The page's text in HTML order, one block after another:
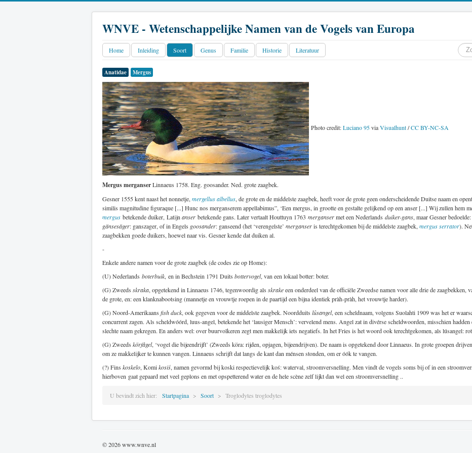
WNVE - Wetenschappelijke Namen van de Vogels van Europa
Home Inleiding Soort Genus Familie Historie Literatuur
Anatidae Mergus
Photo credit:Luciano 95viaVisualhunt/CC BY-NC-SA
Mergus merganserLinnaeus 1758. Eng. goosander. Ned. grote zaagbek.
Gesner 1555 kent naast het nonnetje, mergellus albellus, de grote en de middelste zaagbek, heeft voor de grote geen onderscheidende Duitse naam en
similis magnitudine figuraque [...] Hunc nos merganserem appellabimus”, ‘Een mergus, in grootte en gestalte gelijkend op een anser [...] Wij zullen hem
mergus betekende duiker, Latijn anser betekende gans. Later vertaalt Houttuyn 1763 mergansermet een Nederlands duiker-gans, maar Gesner
gänsesäger: ganszager, of in Engels goosander: ganseend (het ‘verengelste’ merganseris terechtgekomen bij de middelste zaagbek, mergus serrator).
zaagbekken goede duikers, hoewel naar vis. Gesner kende dat duiken al.
-
Enkele andere namen voor de grote zaagbek (de codes zie op Home):
(U) Nederlands boterbuik, en in Bechstein 1791 Duits bottervogel, van een lokaal botter: boter.
(G) Zweeds skraka, opgetekend in Linnaeus 1746, tegenwoordig als skrakeeen onderdeel van de officiële Zweedse namen voor alle drie de
de grote, en: een klanknabootsing (mannetje en vrouwtje roepen in de paartijd een bijna identiek pràh-pràh, het vrouwtje harder).
(G) Noord-Amerikaans fish duck, ook gegeven voor de middelste zaagbek. Noordduits lûsangel, een scheldnaam, volgens Suolahti 1909 was het er
concurrent zagen. Als scheldwóórd, luus-angel, betekende het ‘lausiger Mensch’: vervelend mens. Angel zat in divérse scheldwoorden, misschien
slechte naam gekregen. En anders wel: over buurvolkeren zegt men makkelijk iets negatiefs. In het Fries is het woord ook terechtgekomen, als lúsangel:
(G) Zweeds körfågel, ‘vogel die bijeendrijft’ (Zweeds köra: rijden, opjagen, bijeendrijven). De naam is opgetekend door Linnaeus. In grote groepen
om ze makkelijker te kunnen vangen. Linnaeus schrijft dat langs de kant dan ménsen stonden, om er óók te vangen.
(?) Fins koskelo, Komikosiś, namen gevormd bij koski respectievelijk koś: waterval, stroomversnelling. Men vindt de vogels soms bij of in een
hierboven gaat gepaard met veel geplons en met opspetterend water en de hele scène zelf lijkt dan wel een stroomversnelling ..
U bevindt zich hier: Startpagina Soort Troglodytes troglodytes
© 2026 www.wnve.nl